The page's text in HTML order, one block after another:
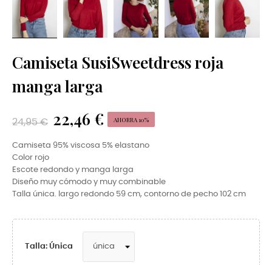
Camiseta SusiSweetdress roja
manga larga
24,95 € 22,46 € AHORRA 10%
Camiseta 95% viscosa 5% elastano
Color rojo
Escote redondo y manga larga
Diseño muy cómodo y muy combinable
Talla única. largo redondo 59 cm, contorno de pecho 102 cm
Talla: Única